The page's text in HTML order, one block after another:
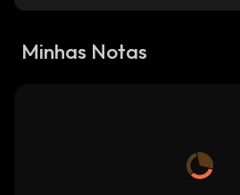
Minhas Notas